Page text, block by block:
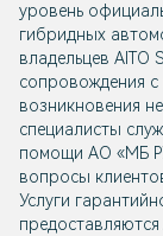
уровень
гибридных
владельцев AITO
сопровождения
возникновения
специалисты
помощи АО «МБ
вопросы
Услуги